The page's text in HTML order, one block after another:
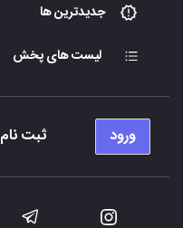
جدیدترین ها
لیست های پخش
ورود ثبت نام